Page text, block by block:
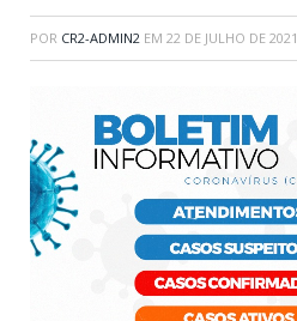
POR CR2-ADMIN2 EM 22 DE JULHO DE 2021